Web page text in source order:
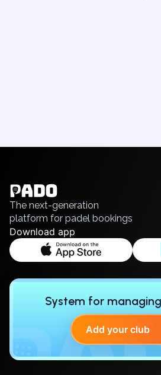
Polski
Русский
The next-generation
platform for padel bookings
Download app
System for
Add your club